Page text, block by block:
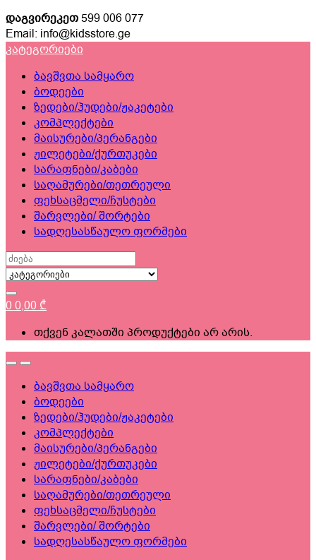
დაგვირეკეთ599 006 077
Email: info@kidsstore.ge
კატეგორიები
ბავშვთა სამყარო
ბოდეები
ზედები/ჰუდები/ჟაკეტები
კომპლექტები
მაისურები/პერანგები
ჟილეტები/ქურთუკები
სარაფნები/კაბები
საღამურები/თეთრეული
ფეხსაცმელი/ჩუსტები
შარვლები/ შორტები
სადღესასწაულო ფორმები
Search
for:
0 0,00 ₾
თქვენ კალათში პროდუქტები არ არის.
ბავშვთა სამყარო
ბოდეები
ზედები/ჰუდები/ჟაკეტები
კომპლექტები
მაისურები/პერანგები
ჟილეტები/ქურთუკები
სარაფნები/კაბები
საღამურები/თეთრეული
ფეხსაცმელი/ჩუსტები
შარვლები/ შორტები
სადღესასწაულო ფორმები